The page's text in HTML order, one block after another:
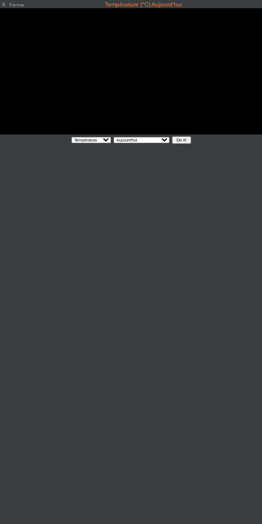
X Fermer Température (°C) Aujourd'hui